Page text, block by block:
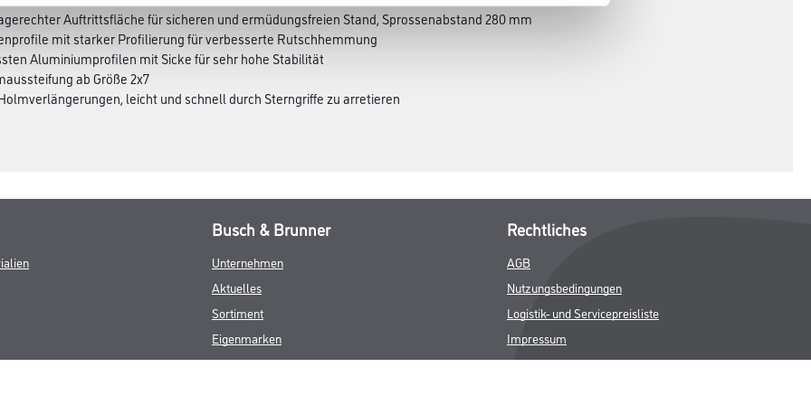
Auftrittsfläche für sicheren und ermüdungsfreien Stand, Sprossenabstand 280 mm
mit starker Profilierung für verbesserte Rutschhemmung
Aluminiumprofilen mit Sicke für sehr hohe Stabilität
ab Größe 2x7
leicht und schnell durch Sterngriffe zu arretieren
Busch & Brunner
Unternehmen
Aktuelles
Sortiment
Eigenmarken
Service
Rechtliches
AGB
Nutzungsbedingungen
Logistik- und Servicepreisliste
Impressum
Datenschutz